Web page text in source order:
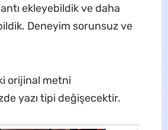
ekleyebildik ve daha
Deneyim sorunsuz ve
orijinal metni
yazı tipi değişecektir.